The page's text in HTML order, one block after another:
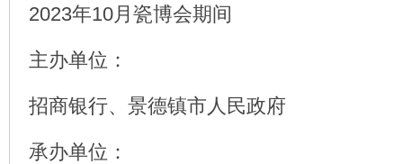
2023年10月瓷博会期间
主办单位：
招商银行、景德镇市人民政府
承办单位：